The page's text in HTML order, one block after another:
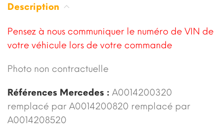
Description
Pensez à nous communiquer le numéro de VIN de
votre véhicule lors de votre commande
Photo non contractuelle
Références Mercedes : A0014200320
remplacé par A0014200820 remplacé par
A0014208520